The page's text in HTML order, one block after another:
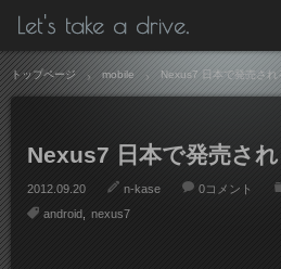
Let's take a drive.
トップページ mobile Nexus7 日本で発売され
Nexus7 日本で発売され
2012.09.20 n-kase 0コメント
android
nexus7